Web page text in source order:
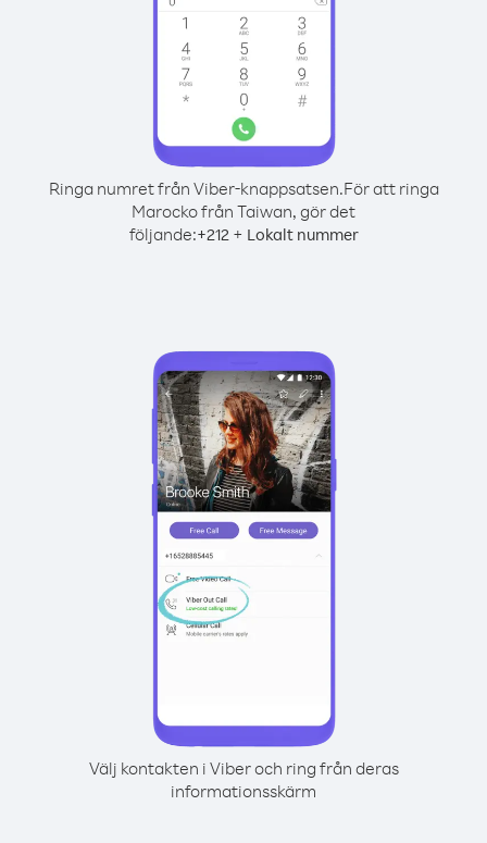
Ringa numret från Viber-knappsatsen.För att ringa
Marocko från Taiwan, gör det
följande:+212+ Lokalt nummer
Välj kontakten i Viber och ring från deras
informationsskärm